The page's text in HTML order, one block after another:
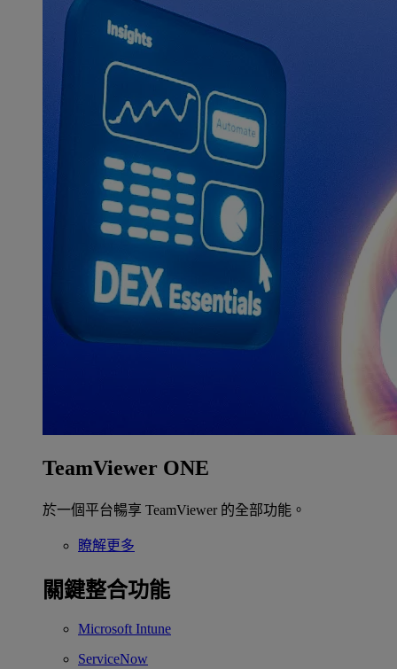
TeamViewer ONE
於一個平台暢享 TeamViewer 的全部功能。
瞭解更多
關鍵整合功能
Microsoft Intune
ServiceNow